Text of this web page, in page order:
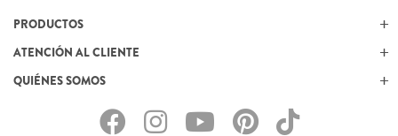
PRODUCTOS
ATENCIÓN AL CLIENTE
QUIÉNES SOMOS